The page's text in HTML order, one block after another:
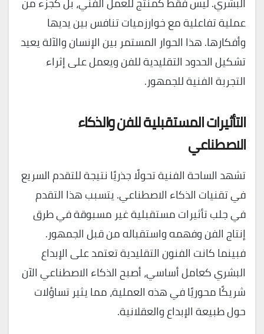
عملية تفاعلية مع خوارزميات تنافس بين يديها
وأفكارها. هذا الحوار المستمر بين الإنسان والآلة يعيد
تشكيل الحدود التقليدية للفن ويعمل على إثراء
التجربة الفنية للجمهور.
التأثيرات المستقبلية للفن والذكاء
الاصطناعي
تشهد الساحة الفنية تحولًا جذريًا نتيجة للتقدم السريع
في تقنيات الذكاء الاصطناعي. يتسبب هذا التقدم
في جلب تأثيرات مستقبلية غير مسبوقة في طرق
إنتاج الفن وفهمه واستقباله من قبل الجمهور.
فبينما كانت الفنون التقليدية تعتمد على الإبداع
البشري كعامل أساسي، أصبح الذكاء الاصطناعي الآن
شريكًا محوريًا في هذه العملية، مما يثير تساؤلات
حول طبيعة الإبداع والعقلانية.